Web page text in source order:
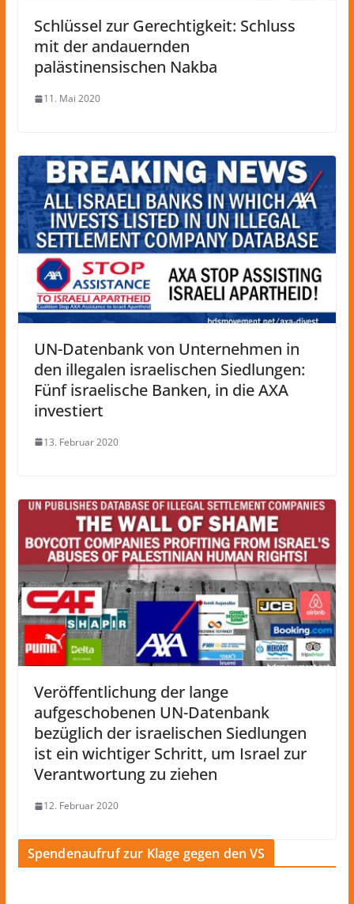
Schlüssel zur Gerechtigkeit: Schluss
mit der andauernden
palästinensischen Nakba
11. Mai 2020
UN-Datenbank von Unternehmen in
den illegalen israelischen Siedlungen:
Fünf israelische Banken, in die AXA
investiert
13. Februar 2020
Veröffentlichung der lange
aufgeschobenen UN-Datenbank
bezüglich der israelischen Siedlungen
ist ein wichtiger Schritt, um Israel zur
Verantwortung zu ziehen
12. Februar 2020
Spendenaufruf zur Klage gegen den VS